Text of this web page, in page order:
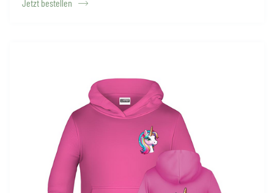
Jetzt bestellen